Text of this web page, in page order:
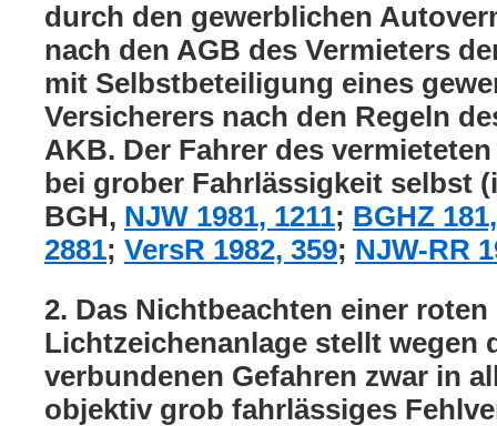
durch den gewerblichen
nach den AGB des Vermieters
mit Selbstbeteiligung eines
Versicherers nach den Regeln
AKB. Der Fahrer des
bei grober Fahrlässigkeit selbst
BGH, NJW 1981, 1211; BGHZ
2881; VersR 1982, 359; NJW-RR
2. Das Nichtbeachten einer roten
Lichtzeichenanlage stellt wegen
verbundenen Gefahren zwar in
objektiv grob fahrlässiges